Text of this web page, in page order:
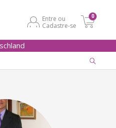
Entre ou
Cadastre-se
0